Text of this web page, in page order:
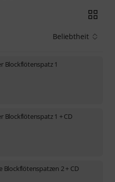
Beliebtheit
Blockflötenspatz 1
Blockflötenspatz 1 + CD
Blockflötenspatzen 2 + CD